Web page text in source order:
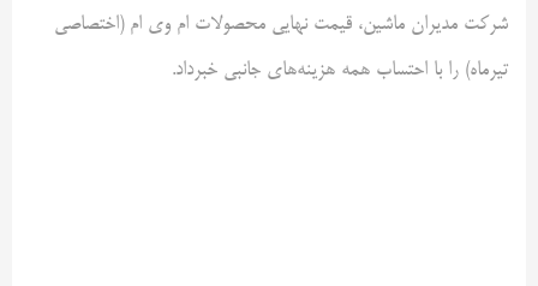
شرکت مدیران ماشین، قیمت نهایی محصولات ام وی ام (اختصاصی
تیرماه) را با احتساب همه هزینه‌های جانبی خبرداد.